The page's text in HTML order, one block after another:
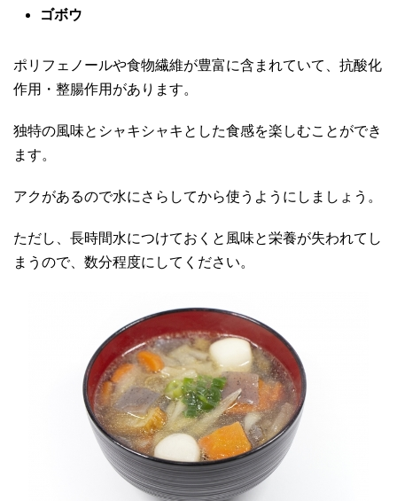
ゴボウ
ポリフェノールや食物繊維が豊富に含まれていて、抗酸化
作用・整腸作用があります。
独特の風味とシャキシャキとした食感を楽しむことができ
ます。
アクがあるので水にさらしてから使うようにしましょう。
ただし、長時間水につけておくと風味と栄養が失われてし
まうので、数分程度にしてください。